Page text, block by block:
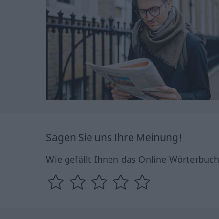
Sagen Sie uns Ihre Meinung!
Wie gefällt Ihnen das Online